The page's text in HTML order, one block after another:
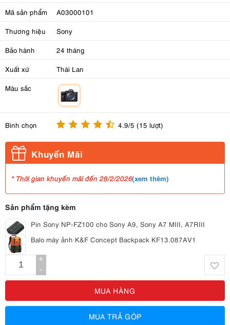
Mã sản phẩm A03000101
Thương hiệu Sony
Bảo hành 24 tháng
Xuất xứ Thái Lan
Màu sắc
Bình chọn 4.9/5 (15 lượt)
Khuyến Mãi
* Thời gian khuyến mãi đến 28/2/2026(xem thêm)
Sản phẩm tặng kèm
Pin Sony NP-FZ100 cho Sony A9, Sony A7 MIII, A7RIII
Balo máy ảnh K&F Concept Backpack KF13.087AV1
+
-
MUA HÀNG
MUA TRẢ GÓP